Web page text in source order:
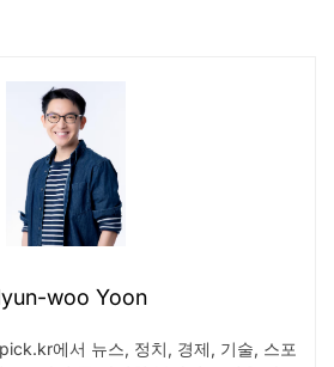
woo Yoon
에서 뉴스, 정치, 경제, 기술, 스포